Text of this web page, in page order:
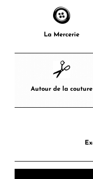
La Mercerie
Autour de la couture